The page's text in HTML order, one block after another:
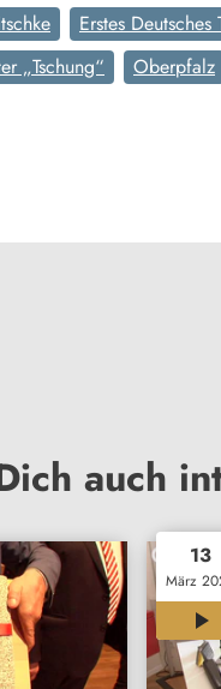
Erstes Deutsches
„Tschung“
Oberpfalz
auch
13
März
04:17